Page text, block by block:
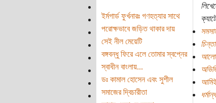
ইর্মগার্ড ফুর্খনারঃ গণহত্যার সাথে
পরোক্ষভাবে জড়িত থাকার দায়
সেই নীল মেয়েটি
বঙ্গবন্ধু ফিরে এলে তোমার স্বপ্নের
স্বাধীন বাংলায়...
ডঃ কামাল হোসেন এবং সুশীল
সমাজের দ্বিচারীতা